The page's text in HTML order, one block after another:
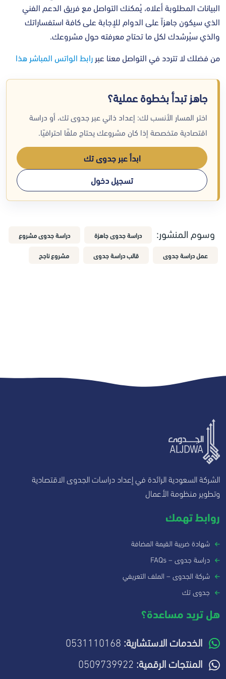
البيانات المطلوبة أعلاه، يُمكنك التواصل مع فريق الدعم الفني
الذي سيكون جاهزاً على الدوام للإجابة على كافة استفساراتك
والذي سيُرشدك لكل ما تحتاج معرفته حول مشروعك.
من فضلك لا تتردد في التواصل معنا عبر رابط الواتس المباشر هذا
جاهز تبدأ بخطوة عملية؟
اختر المسار الأنسب لك: إعداد ذاتي عبر جدوى تك، أو دراسة
اقتصادية متخصصة إذا كان مشروعك يحتاج ملفًا احترافيًا.
ابدأ عبر جدوى تك
تسجيل دخول
وسوم المنشور: دراسة جدوى جاهزة
دراسة جدوى مشروع
عمل دراسة جدوى
قالب دراسة جدوى مشروع ناجح
الشركة السعودية الرائدة في إعداد دراسات الجدوى الاقتصادية
وتطوير منظومة الأعمال
روابط تهمك
شهادة ضريبة القيمة المضافة
دراسة جدوى – FAQs
شركة الجدوى – الملف التعريفي
جدوى تك
هل تريد مساعدة؟
الخدمات الاستشارية:
المنتجات الرقمية: